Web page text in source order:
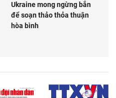
Ukraine mong ngừng bắn
để soạn thảo thỏa thuận
hòa bình